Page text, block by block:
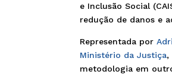
e Inclusão Social
redução de danos e
Representada por
Ministério da Justiça,
metodologia em